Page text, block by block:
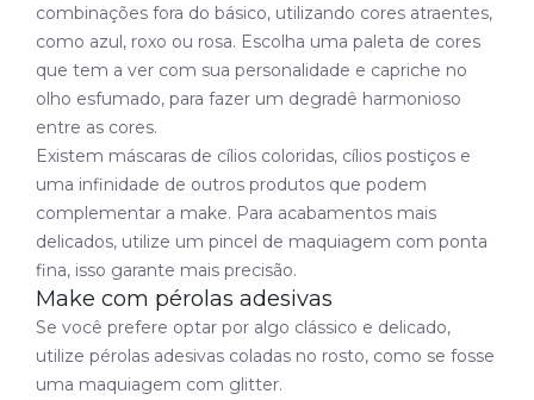
combinações fora do básico, utilizando cores atraentes,
como azul, roxo ou rosa. Escolha uma paleta de cores
que tem a ver com sua personalidade e capriche no
olho esfumado, para fazer um degradê harmonioso
entre as cores.
Existem máscaras de cílios coloridas, cílios postiços e
uma infinidade de outros produtos que podem
complementar a make. Para acabamentos mais
delicados, utilize um pincel de maquiagem com ponta
fina, isso garante mais precisão.
Make com pérolas adesivas
Se você prefere optar por algo clássico e delicado,
utilize pérolas adesivas coladas no rosto, como se fosse
uma maquiagem com glitter.